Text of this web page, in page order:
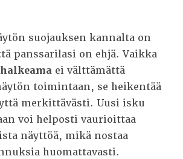
suojauksen kannalta on
panssarilasi on ehjä. Vaikka
ei välttämättä
toimintaan, se heikentää
merkittävästi. Uusi isku
voi helposti vaurioittaa
näyttöä, mikä nostaa
huomattavasti.